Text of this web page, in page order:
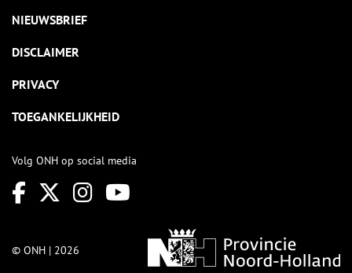
NIEUWSBRIEF
DISCLAIMER
PRIVACY
TOEGANKELIJKHEID
Volg ONH op social media
© ONH | 2026